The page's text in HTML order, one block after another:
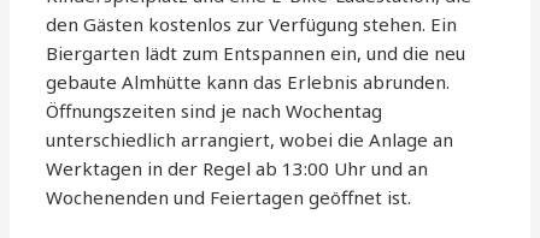
den Gästen kostenlos zur Verfügung stehen. Ein
Biergarten lädt zum Entspannen ein, und die neu
gebaute Almhütte kann das Erlebnis abrunden.
Öffnungszeiten sind je nach Wochentag
unterschiedlich arrangiert, wobei die Anlage an
Werktagen in der Regel ab 13:00 Uhr und an
Wochenenden und Feiertagen geöffnet ist.